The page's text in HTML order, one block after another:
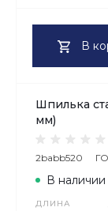
В
Шпилька
мм)
2babb520
ДЛИНА
В наличии